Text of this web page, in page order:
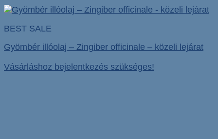
BEST SALE
Gyömbér illóolaj – Zingiber officinale – közeli lejárat
Vásárláshoz bejelentkezés szükséges!